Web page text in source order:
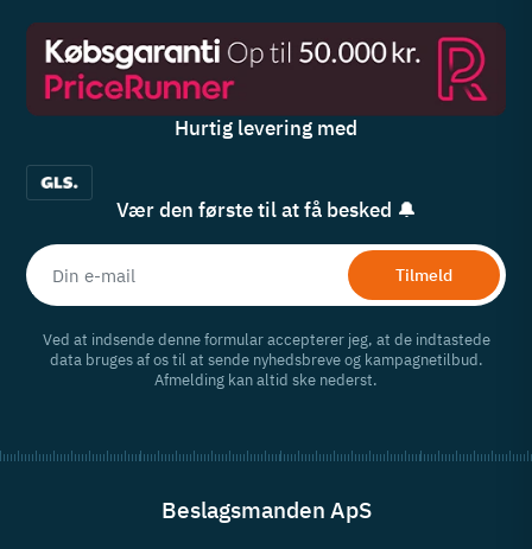
Hurtig levering med
Vær den første til at få besked 🔔
Tilmeld
Ved at indsende denne formular accepterer jeg, at de indtastede
data bruges af os til at sende nyhedsbreve og kampagnetilbud.
Afmelding kan altid ske nederst.
Beslagsmanden ApS